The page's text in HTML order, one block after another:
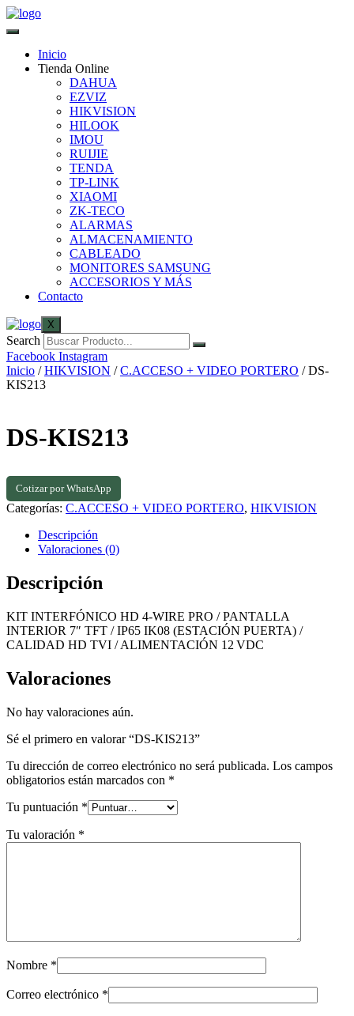
Inicio
Tienda Online
DAHUA
EZVIZ
HIKVISION
HILOOK
IMOU
RUIJIE
TENDA
TP-LINK
XIAOMI
ZK-TECO
ALARMAS
ALMACENAMIENTO
CABLEADO
MONITORES SAMSUNG
ACCESORIOS Y MÁS
Contacto
X
Search
Facebook Instagram
Inicio /HIKVISION /C.ACCESO + VIDEO PORTERO / DS-
KIS213
DS-KIS213
Cotizar por WhatsApp
Categorías: C.ACCESO + VIDEO PORTERO, HIKVISION
Descripción
Valoraciones (0)
Descripción
KIT INTERFÓNICO HD 4‑WIRE PRO / PANTALLA
INTERIOR 7″ TFT / IP65 IK08 (ESTACIÓN PUERTA) /
CALIDAD HD TVI / ALIMENTACIÓN 12 VDC
Valoraciones
No hay valoraciones aún.
Sé el primero en valorar “DS-KIS213”
Tu dirección de correo electrónico no será publicada. Los campos
obligatorios están marcados con *
Tu puntuación *
Tu valoración *
Nombre *
Correo electrónico *